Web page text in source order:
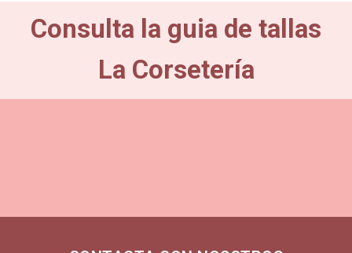
Consulta la guia de tallas
La Corsetería